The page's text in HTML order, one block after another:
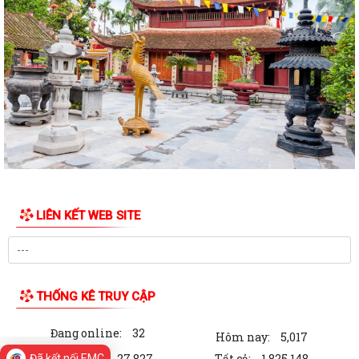
mô cầu
V/v cảnh báo thuốc tiêm điều trị dự phòng trước phơi nhiễm với HIV
chưa được cấp phép lưu hành tại...
Công văn triển khai Chương trình “Hiện diện trực tuyến với tên miền
quốc gia .vn”
Quyết định về việc thu hồi số tiếp nhận Phiếu công bố sản phẩm mỹ
phẩm
thành phố Hải Phòng tháng 3...
dựng nghĩa trang Đồng Văn và Tiểu...
Bài tuyên truyền nghị quyết số 80-NQ/TW của bộ chính trị về phát triển
Kế hoạch triển khai nhiệm vụ chuyển đổi số và triển khai cài đặt ứng
LIÊN KẾT WEB SITE
THỐNG KÊ TRUY CẬP
Đang online: 32 Hôm nay:
5,017